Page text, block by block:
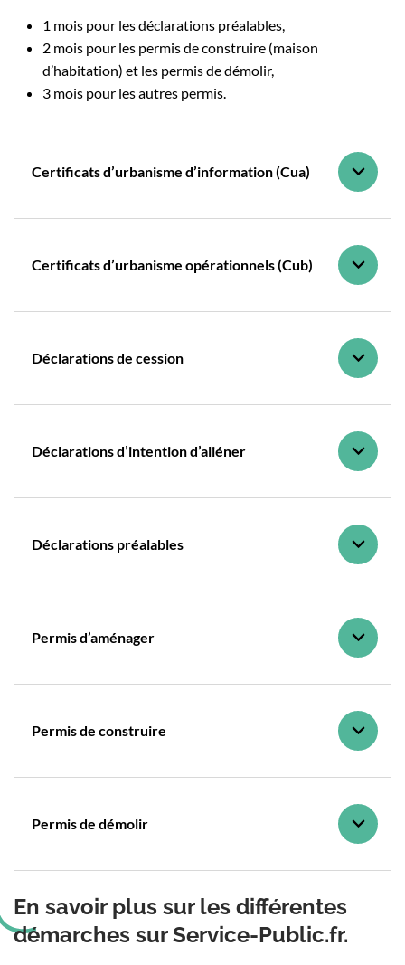
1 mois pour les déclarations préalables,
2 mois pour les permis de construire (maison
d’habitation) et les permis de démolir,
3 mois pour les autres permis.
Certificats d’urbanisme d’information (Cua)
Certificats d’urbanisme opérationnels (Cub)
Déclarations de cession
Déclarations d’intention d’aliéner
Déclarations préalables
Permis d’aménager
Permis de construire
Permis de démolir
En savoir plus sur les différentes
démarches sur Service-Public.fr.